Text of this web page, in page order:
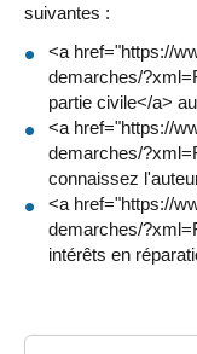
suivantes :
<a href="https://
demarches/
partie civile</a>
<a href="https://
demarches/
connaissez
<a href="https://
demarches/
intérêts en